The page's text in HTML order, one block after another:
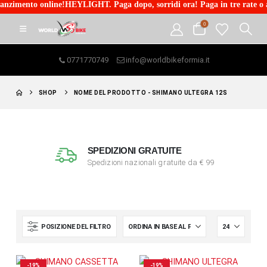
online!HEYLIGHT. Paga dopo, sorridi ora! Paga in tre rate
0
0771770749 info@worldbikeformia.it
SHOP NOME DEL PRODOTTO - SHIMANO ULTEGRA 12S
SPEDIZIONI GRATUITE
Spedizioni nazionali gratuite da € 99
POSIZIONE DEL FILTRO
-19% -19%